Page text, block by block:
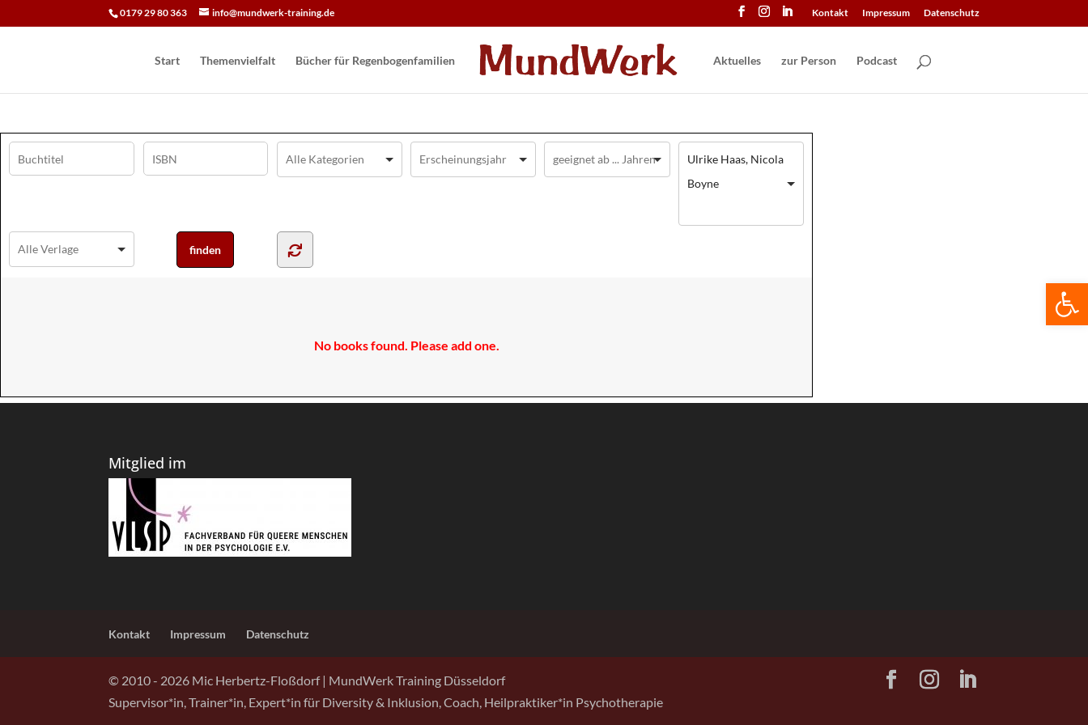
0179 29 80 363 info@mundwerk-training.de Kontakt Impressum Datenschutz
Start Themenvielfalt Bücher für Regen­bogen­familien Aktuelles zur Person Podcast
Ulrike Haas, Nicola
Boyne
No books found. Please add one.
Mitglied im
Kontakt Impressum Datenschutz
© 2010 - 2026 Mic Herbertz-Floßdorf | MundWerk Training Düsseldorf
Supervisor*in, Trainer*in, Expert*in für Diversity & Inklusion, Coach, Heilpraktiker*in Psychotherapie